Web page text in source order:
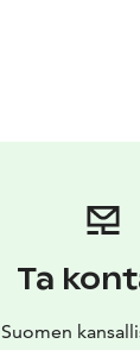
Ta
Suomen